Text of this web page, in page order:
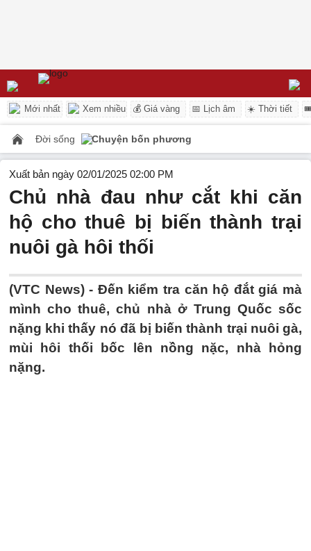
Mới nhất Xem nhiều 💰 Giá vàng 📅 Lịch âm ☀️ Thời tiết
Đời sống Chuyện bốn phương
Xuất bản ngày 02/01/2025 02:00 PM
Chủ nhà đau như cắt khi căn
hộ cho thuê bị biến thành trại
nuôi gà hôi thối
(VTC News) - Đến kiểm tra căn hộ đắt giá mà
mình cho thuê, chủ nhà ở Trung Quốc sốc
nặng khi thấy nó đã bị biến thành trại nuôi gà,
mùi hôi thối bốc lên nồng nặc, nhà hỏng
nặng.